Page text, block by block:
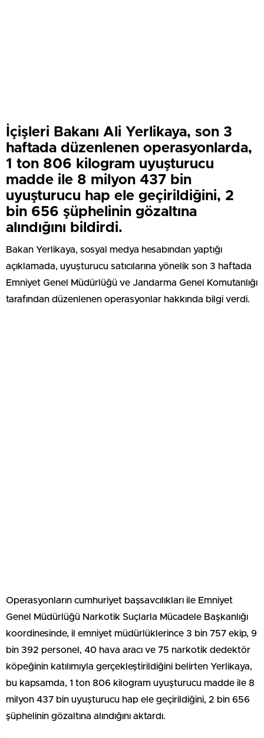
İçişleri Bakanı Ali Yerlikaya, son 3
haftada düzenlenen operasyonlarda,
1 ton 806 kilogram uyuşturucu
madde ile 8 milyon 437 bin
uyuşturucu hap ele geçirildiğini, 2
bin 656 şüphelinin gözaltına
alındığını bildirdi.
Bakan Yerlikaya, sosyal medya hesabından yaptığı
açıklamada, uyuşturucu satıcılarına yönelik son 3 haftada
Emniyet Genel Müdürlüğü ve Jandarma Genel Komutanlığı
tarafından düzenlenen operasyonlar hakkında bilgi verdi.
Operasyonların cumhuriyet başsavcılıkları ile Emniyet
Genel Müdürlüğü Narkotik Suçlarla Mücadele Başkanlığı
koordinesinde, il emniyet müdürlüklerince 3 bin 757 ekip, 9
bin 392 personel, 40 hava aracı ve 75 narkotik dedektör
köpeğinin katılımıyla gerçekleştirildiğini belirten Yerlikaya,
bu kapsamda, 1 ton 806 kilogram uyuşturucu madde ile 8
milyon 437 bin uyuşturucu hap ele geçirildiğini, 2 bin 656
şüphelinin gözaltına alındığını aktardı.